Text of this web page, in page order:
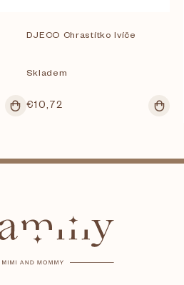
DJECO Chrastítko lvíče
Skladem
€10,72